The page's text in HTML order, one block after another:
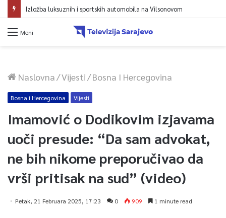
Izložba luksuznih i sportskih automobila na Vilsonovom
Meni
Naslovna/Vijesti/Bosna I Hercegovina
Bosna i Hercegovina Vijesti
Imamović o Dodikovim izjavama
uoči presude: “Da sam advokat,
ne bih nikome preporučivao da
vrši pritisak na sud” (video)
Petak, 21 Februara 2025, 17:23 0 909 1 minute read